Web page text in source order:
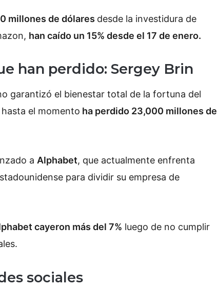
millones de dólares desde la investidura de
han caído un 15% desde el 17 de enero.
han perdido: Sergey Brin
garantizó el bienestar total de la fortuna del
hasta el momento ha perdido 23,000 millones de
a Alphabet, que actualmente enfrenta
para dividir su empresa de
cayeron más del 7% luego de no cumplir
sociales